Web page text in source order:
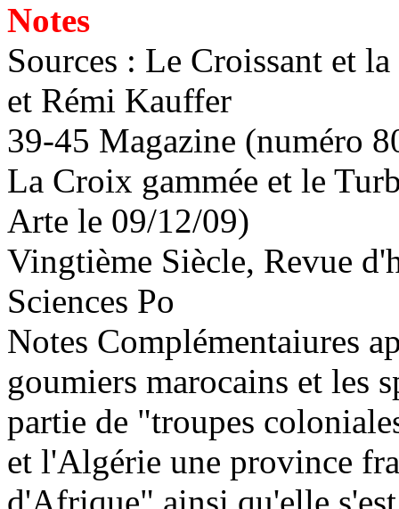
Notes
Sources : Le Croissant et
et Rémi Kauffer
39-45 Magazine (numéro
La Croix gammée et le
Arte le 09/12/09)
Vingtième Siècle, Revue
Sciences Po
Notes Complémentaiures
goumiers marocains et les
partie de "troupes
et l'Algérie une province